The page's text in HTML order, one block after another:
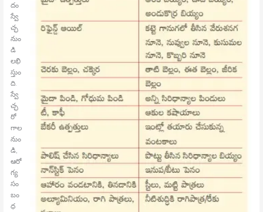
దం
స్వే
చ్ఛ
నుం
డి
లభి
స్తుం
ది.
స్వే
చ్ఛ
రో
గాల
నుం
డి,
ఆరో
గ్య
సం
బం
ధ